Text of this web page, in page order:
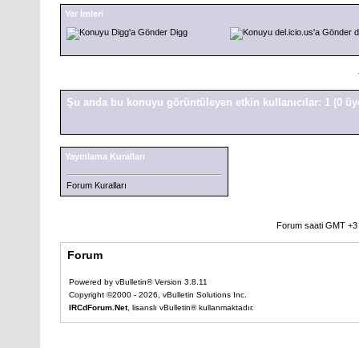
Yer İmleri
Digg
Şu anda bu konuyu görüntüleyen etkin kullanıcılar: 1 (0
Yayınlama Kuralları
Forum Kuralları
Forum saati GMT
Forum
Powered by vBulletin® Version 3.8.11
Copyright ©2000 - 2026, vBulletin Solutions Inc.
IRCdForum.Net, lisanslı vBulletin® kullanmaktadır.